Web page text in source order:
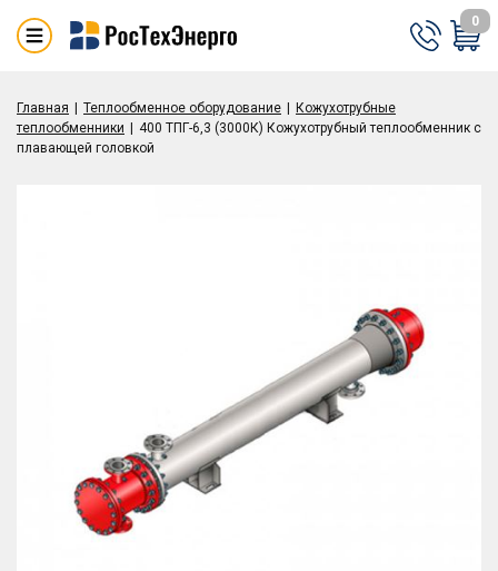
0
Главная Теплообменное оборудование
Кожухотрубные
теплообменники
400 ТПГ-6,3 (3000К) Кожухотрубный теплообменник с
плавающей головкой